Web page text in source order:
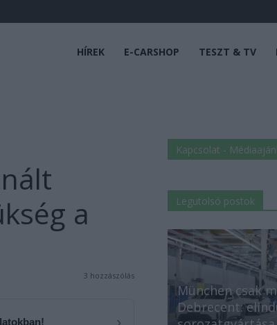
HÍREK E-CARSHOP TESZT & TV
a
3 hozzászólás
›
Kapcsolat -
Legutolsó postok
München csak
Debrecent: